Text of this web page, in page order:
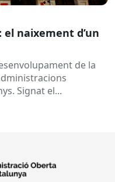
el naixement d’un
de la
Signat el...